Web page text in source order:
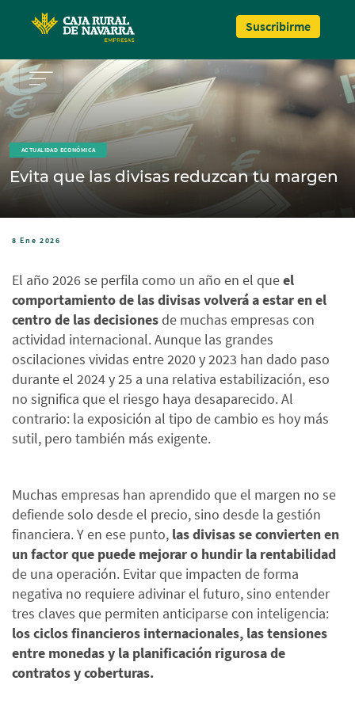
Suscribirme
ACTUALIDAD ECONÓMICA
Evita que las divisas reduzcan tu margen
8 Ene 2026
El año 2026 se perfila como un año en el queel
comportamiento de las divisas volverá a estar en el
centro de las decisionesde muchas empresas con
actividad internacional. Aunque las grandes
oscilaciones vividas entre 2020 y 2023 han dado paso
durante el 2024 y 25 a una relativa estabilización, eso
no significa que el riesgo haya desaparecido. Al
contrario: la exposición al tipo de cambio es hoy más
sutil, pero también más exigente.
Muchas empresas han aprendido que el margen no se
defiende solo desde el precio, sino desde la gestión
financiera. Y en ese punto, las divisas se convierten en
un factor que puede mejorar o hundir la rentabilidad
de una operación. Evitar que impacten de forma
negativa no requiere adivinar el futuro, sino entender
tres claves que permiten anticiparse con inteligencia:
los ciclos financieros internacionales, las tensiones
entre monedas y la planificación rigurosa de
contratos y coberturas.